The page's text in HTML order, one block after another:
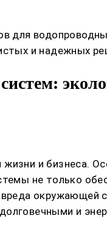
для
и надежных
и бизнеса.
не только
окружающей
и